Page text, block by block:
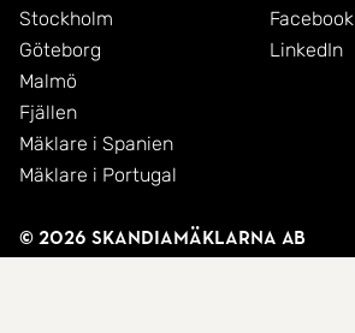
Stockholm
Göteborg
Malmö
Fjällen
Mäklare i Spanien
Mäklare i Portugal
Facebook
LinkedIn
© 2026 SkandiaMäklarna AB